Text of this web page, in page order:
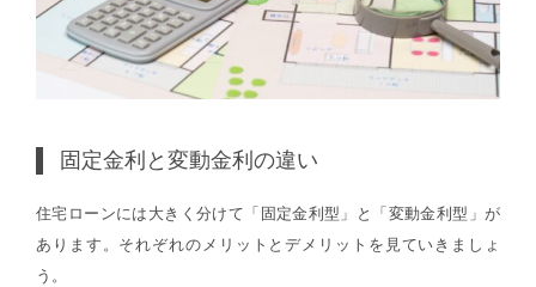
固定金利と変動金利の違い
住宅ローンには大きく分けて「固定金利型」と「変動金利型」が
あります。それぞれのメリットとデメリットを見ていきましょ
う。